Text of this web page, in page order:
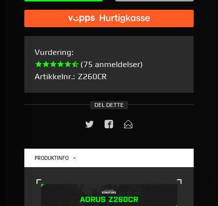
Vurdering:
(75 anmeldelser)
Artikkelnr.: Z260CR
DEL DETTE
PRODUKTINFO